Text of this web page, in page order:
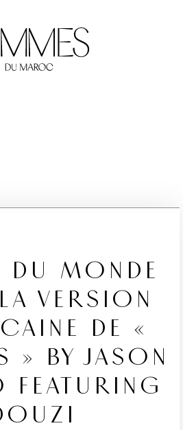
DU MONDE
VERSION
DE «
» BY JASON
FEATURING